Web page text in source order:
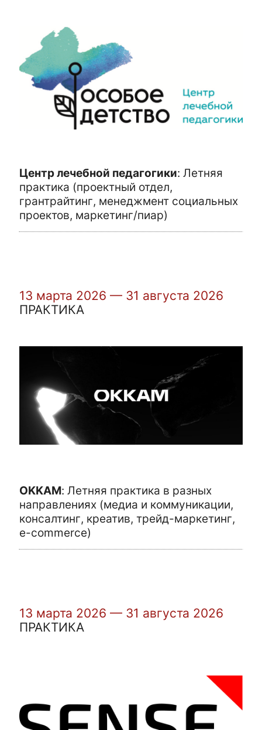
Центр лечебной педагогики: Летняя
практика (проектный отдел,
грантрайтинг, менеджмент социальных
проектов, маркетинг/пиар)
13 марта 2026 — 31 августа 2026
ПРАКТИКА
OKKAM: Летняя практика в разных
направлениях (медиа и коммуникации,
консалтинг, креатив, трейд-маркетинг,
e-commerce)
13 марта 2026 — 31 августа 2026
ПРАКТИКА